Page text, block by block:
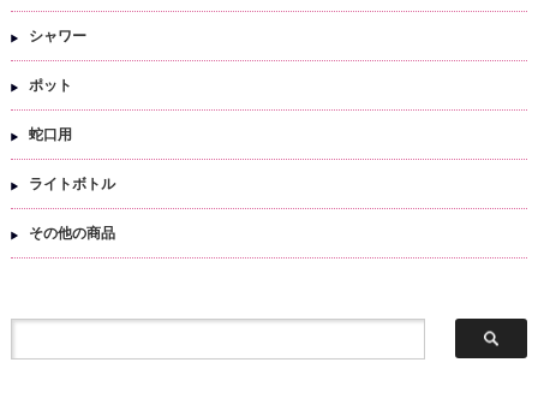
シャワー
ポット
蛇口用
ライトボトル
その他の商品